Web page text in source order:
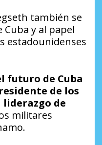
también se
y al papel
estadounidenses
futuro de Cuba
de los
liderazgo de
militares